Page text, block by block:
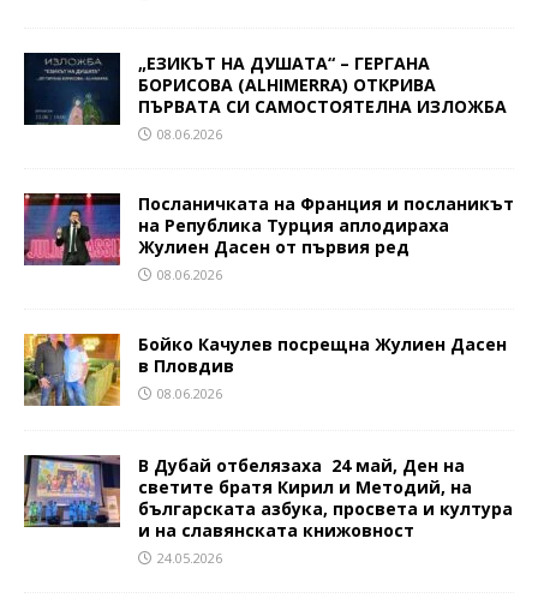
„ЕЗИКЪТ НА ДУШАТА“ – ГЕРГАНА
БОРИСОВА (ALHIMERRA) ОТКРИВА
ПЪРВАТА СИ САМОСТОЯТЕЛНА ИЗЛОЖБА
08.06.2026
Посланичката на Франция и посланикът
на Република Турция аплодираха
Жулиен Дасен от първия ред
08.06.2026
Бойко Качулев посрещна Жулиен Дасен
в Пловдив
08.06.2026
В Дубай отбелязаха 24 май, Ден на
светите братя Кирил и Методий, на
българската азбука, просвета и култура
и на славянската книжовност
24.05.2026